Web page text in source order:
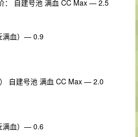
： 自建号池 满血 CC Max — 2.5
满血）— 0.9
自建号池 满血 CC Max — 2.0
满血）— 0.6